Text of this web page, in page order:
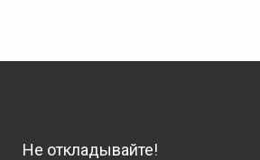
Не откладывайте!